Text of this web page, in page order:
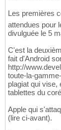
Les premières
attendues pour
divulguée le 5
C'est la
fait d'Android
http://
toute-la-
plagiat qui vise,
tablettes du
Apple qui
(lire ci-avant).